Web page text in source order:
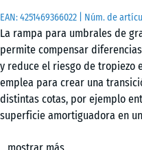
EAN:4251469366022 | Núm. de
La rampa para umbrales de
permite compensar
y reduce el riesgo de tropiezo
emplea para crear una
distintas cotas, por ejemplo
superficie amortiguadora en
indique lo
contrario en
los datos del
producto).
100
×